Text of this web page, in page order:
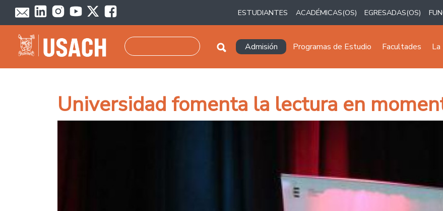
Pasar al contenido principal
ESTUDIANTES ACADÉMICAS(OS) EGRESADAS(OS)
Navegación principal
Admisión Programas de Estudio Facultades La
Universidad fomenta la lectura en